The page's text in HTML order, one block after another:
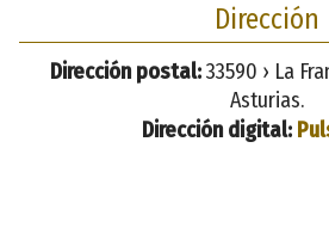
Dirección
Dirección postal:33590 › La
Asturias.
Dirección digital: